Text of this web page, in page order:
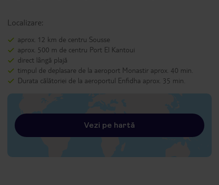
Localizare:
aprox. 12 km de centru Sousse
aprox. 500 m de centru Port El Kantoui
direct lângă plajă
timpul de deplasare de la aeroport Monastir aprox. 40 min.
Durata călătoriei de la aeroportul Enfidha aprox. 35 min.
Vezi pe hartă